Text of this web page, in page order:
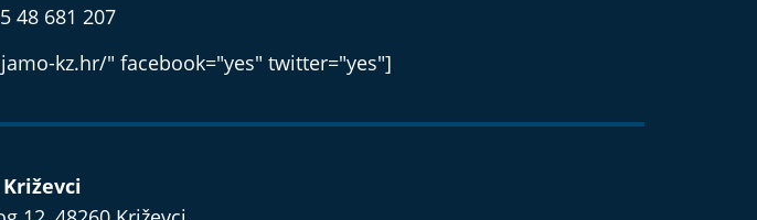
48 681 207
kz.hr/" facebook="yes" twitter="yes"]